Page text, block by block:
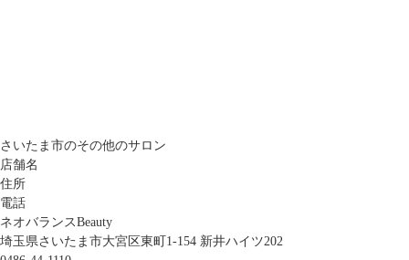
さいたま市のその他のサロン
店舗名
住所
電話
ネオバランスBeauty
埼玉県さいたま市大宮区東町1-154 新井ハイツ202